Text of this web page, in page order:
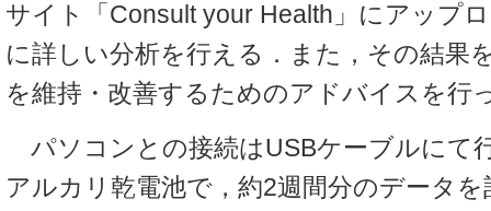
サイト「Consult your Health」にアップ
に詳しい分析を行える．また，その結果
を維持・改善するためのアドバイスを行
パソコンとの接続はUSBケーブルにて
アルカリ乾電池で，約2週間分のデータ